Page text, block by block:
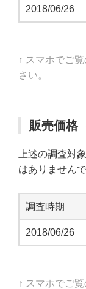
2018/06/26
↑ スマホでご
さい。
販売価格
上述の調査対
はありませんで
調査時期
2018/06/26
↑ スマホでご